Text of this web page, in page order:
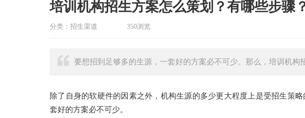
培训机构招生方案怎么策划？有哪些步骤
分类：招生渠道 350浏览
要想招到足够多的生源，一套好的方案必不可少。那么，培训机构
除了自身的软硬件的因素之外，机构生源的多少更大程度上是受招生策
套好的方案必不可少。